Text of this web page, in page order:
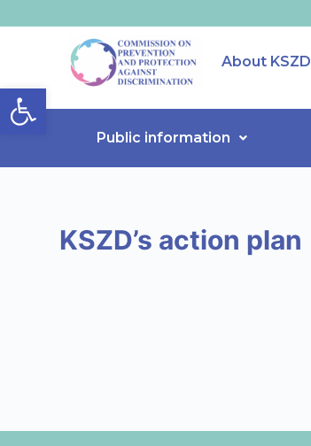
Open toolbarp
t
About KSZD
Public information
KSZD’s action plan